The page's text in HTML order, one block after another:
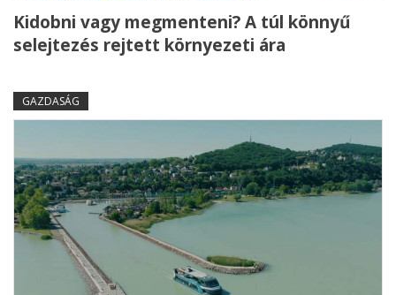
Kidobni vagy megmenteni? A túl könnyű
selejtezés rejtett környezeti ára
GAZDASÁG